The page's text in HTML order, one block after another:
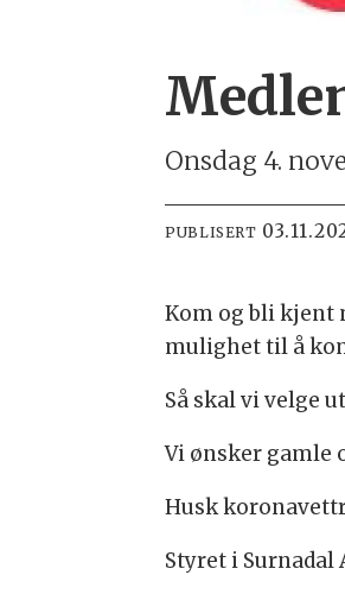
Onsdag 4.
PUBLISERT
Kom og bli kjent
mulighet til å
Så skal vi velge
Vi ønsker gamle
Husk
Styret i